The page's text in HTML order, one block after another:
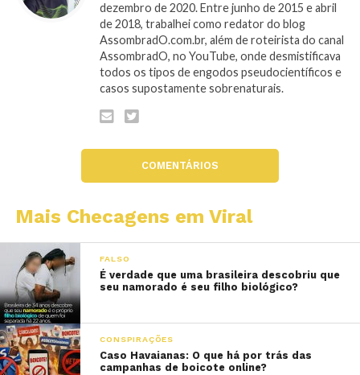
dezembro de 2020. Entre junho de 2015 e abril
de 2018, trabalhei como redator do blog
AssombradO.com.br, além de roteirista do canal
AssombradO, no YouTube, onde desmistificava
todos os tipos de engodos pseudocientíficos e
casos supostamente sobrenaturais.
COMENTÁRIOS
Mais Checagens em Viral
FALSO
É verdade que uma brasileira descobriu que
seu namorado é seu filho biológico?
CONSPIRAÇÕES
Caso Havaianas: O que há por trás das
campanhas de boicote online?